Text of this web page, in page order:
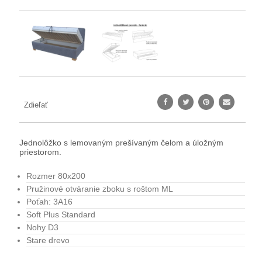
Zdieľať
Jednolôžko s lemovaným prešívaným čelom a úložným
priestorom.
Rozmer 80x200
Pružinové otváranie zboku s roštom ML
Poťah: 3A16
Soft Plus Standard
Nohy D3
Stare drevo